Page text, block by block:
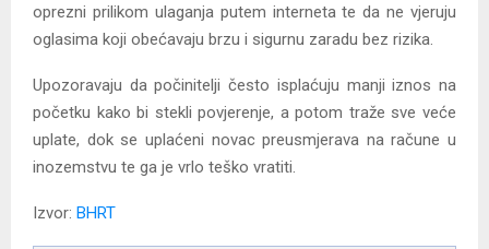
oprezni prilikom ulaganja putem interneta te da ne vjeruju
oglasima koji obećavaju brzu i sigurnu zaradu bez rizika.
Upozoravaju da počinitelji često isplaćuju manji iznos na
početku kako bi stekli povjerenje, a potom traže sve veće
uplate, dok se uplaćeni novac preusmjerava na račune u
inozemstvu te ga je vrlo teško vratiti.
Izvor: BHRT